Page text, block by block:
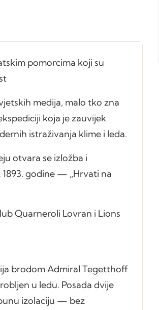
pomorcima koji su
medija, malo tko zna
koja je zauvijek
istraživanja klime i leda.
otvara se izložba i
godine — „Hrvati na
Quarneroli Lovran i Lions
brodom Admiral Tegetthoff
u ledu. Posada dvije
izolaciju — bez